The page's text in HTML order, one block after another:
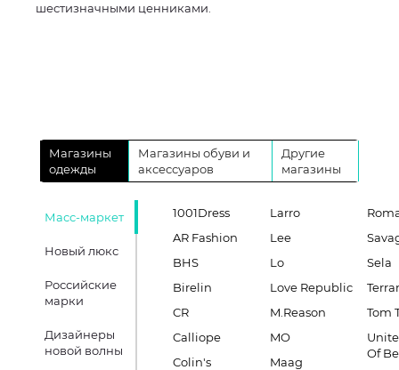
шестизначными ценниками.
Магазины
одежды
Магазины обуви и
аксессуаров
Другие
магазины
Масс-маркет
Новый люкс
Российские
марки
Дизайнеры
новой волны
1001Dress
AR Fashion
BHS
Birelin
CR
Calliope
Colin's
Larro
Lee
Lo
Love Republic
M.Reason
MO
Maag
Sela
Tom
Of